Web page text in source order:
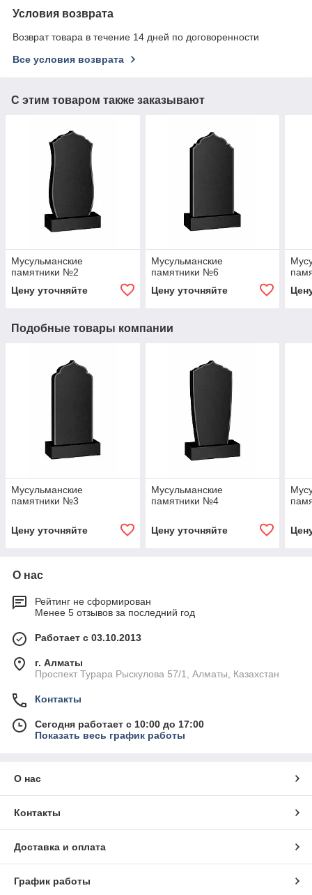
Условия возврата
Возврат товара в течение 14 дней по договоренности
Все условия возврата
С этим товаром также заказывают
Мусульманские
памятники №2
Цену уточняйте
Мусульманские
памятники №6
Цену уточняйте
Подобные товары компании
Мусульманские
памятники №3
Цену уточняйте
Мусульманские
памятники №4
Цену уточняйте
О нас
Рейтинг не сформирован
Менее 5 отзывов за последний год
Работает с 03.10.2013
г. Алматы
Проспект Турара Рыскулова 57/1, Алматы, Казахстан
Контакты
Сегодня работает с 10:00 до 17:00
Показать весь график работы
О нас
Контакты
Доставка и оплата
График работы